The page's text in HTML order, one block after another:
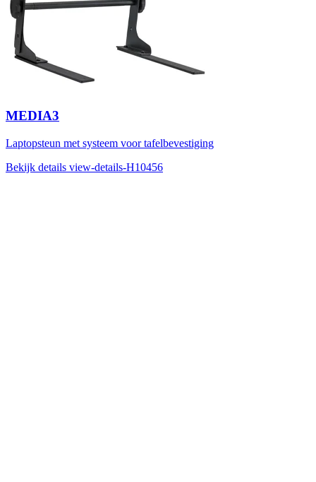
MEDIA3
Laptopsteun met systeem voor tafelbevestiging
Bekijk details view-details-H10456